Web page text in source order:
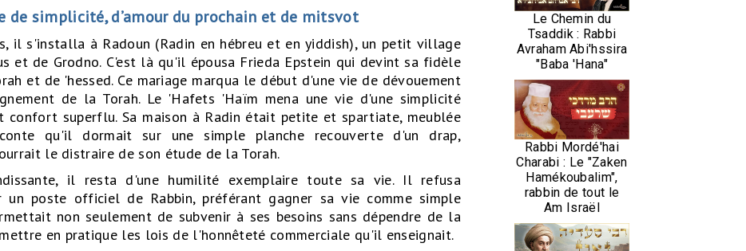
de simplicité, d’amour du prochain et de mitsvot
il s'installa à Radoun (Radin en hébreu et en yiddish), un petit village
et de Grodno. C'est là qu'il épousa Frieda Epstein qui devint sa fidèle
et de 'hessed. Ce mariage marqua le début d'une vie de dévouement
de la Torah. Le 'Hafets 'Haïm mena une vie d'une simplicité
confort superflu. Sa maison à Radin était petite et spartiate, meublée
qu'il dormait sur une simple planche recouverte d'un drap,
le distraire de son étude de la Torah.
il resta d'une humilité exemplaire toute sa vie. Il refusa
un poste officiel de Rabbin, préférant gagner sa vie comme simple
non seulement de subvenir à ses besoins sans dépendre de la
en pratique les lois de l'honnêteté commerciale qu'il enseignait.
Le Chemin du
Tsaddik : Rabbi
Avraham Abi'hssira
"Baba 'Hana"
Rabbi Mordé'hai
Charabi : Le "Zaken
Hamékoubalim",
rabbin de tout le
Am Israël